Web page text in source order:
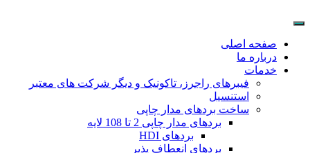
صفحه اصلی
درباره ما
خدمات
فیبرهای راجرز، تاکونیک و دیگر شرکت های معتبر
استنسیل
ساخت بردهای مدار چاپی
بردهای مدار چاپی 2 تا 108 لایه
بردهای HDI
بردهای انعطاف پذیر